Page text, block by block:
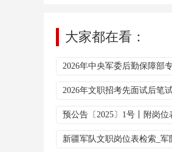
大家都在看：
2026年中央军委后勤保障部
2026年文职招考先面试后笔
预公告〔2025〕1号丨附岗
新疆军队文职岗位表检索_军